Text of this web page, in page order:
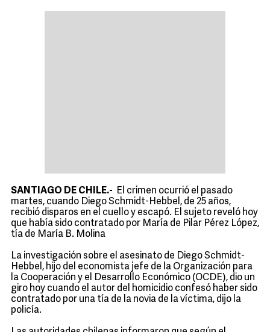
SANTIAGO DE CHILE.- El crimen ocurrió el pasado
martes, cuando Diego Schmidt-Hebbel, de 25 años,
recibió disparos en el cuello y escapó. El sujeto reveló hoy
que había sido contratado por María de Pilar Pérez López,
tía de María B. Molina
La investigación sobre el asesinato de Diego Schmidt-
Hebbel, hijo del economista jefe de la Organización para
la Cooperación y el Desarrollo Económico (OCDE), dio un
giro hoy cuando el autor del homicidio confesó haber sido
contratado por una tía de la novia de la víctima, dijo la
policía.